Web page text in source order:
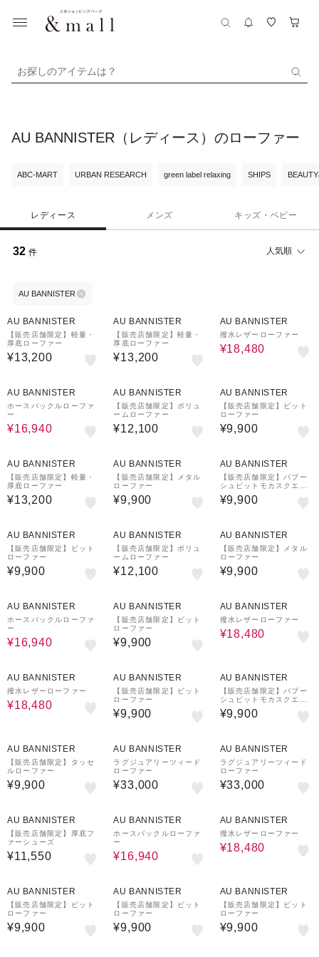
お探しのアイテムは？
AU BANNISTER（レディース）のローファー
ABC-MART URBAN RESEARCH green label relaxing SHIPS
レディース メンズ キッズ・ベビー
32 件 人気順
AU BANNISTER
AU BANNISTER
【販売店舗限定】軽量・
厚底ローファー
¥13,200
AU BANNISTER
【販売店舗限定】軽量・
厚底ローファー
¥13,200
AU BANNISTER
撥水レザーローファー
¥18,480
AU BANNISTER
ホースバックルローファ
ー
¥16,940
AU BANNISTER
【販売店舗限定】ボリュ
ームローファー
¥12,100
AU BANNISTER
【販売店舗限定】ビット
ローファー
¥9,900
AU BANNISTER
【販売店舗限定】軽量・
厚底ローファー
¥13,200
AU BANNISTER
【販売店舗限定】メタル
ローファー
¥9,900
AU BANNISTER
【販売店舗限定】バブー
シュビットモカスクエア
トゥローファー
¥9,900
AU BANNISTER
【販売店舗限定】ビット
ローファー
¥9,900
AU BANNISTER
【販売店舗限定】ボリュ
ームローファー
¥12,100
AU BANNISTER
【販売店舗限定】メタル
ローファー
¥9,900
AU BANNISTER
ホースバックルローファ
ー
¥16,940
AU BANNISTER
【販売店舗限定】ビット
ローファー
¥9,900
AU BANNISTER
撥水レザーローファー
¥18,480
AU BANNISTER
撥水レザーローファー
¥18,480
AU BANNISTER
【販売店舗限定】ビット
ローファー
¥9,900
AU BANNISTER
【販売店舗限定】バブー
シュビットモカスクエア
トゥローファー
¥9,900
AU BANNISTER
【販売店舗限定】タッセ
ルローファー
¥9,900
AU BANNISTER
ラグジュアリーツィード
ローファー
¥33,000
AU BANNISTER
ラグジュアリーツィード
ローファー
¥33,000
AU BANNISTER
【販売店舗限定】厚底フ
ァーシューズ
¥11,550
AU BANNISTER
ホースバックルローファ
ー
¥16,940
AU BANNISTER
撥水レザーローファー
¥18,480
AU BANNISTER
【販売店舗限定】ビット
ローファー
¥9,900
AU BANNISTER
【販売店舗限定】ビット
ローファー
¥9,900
AU BANNISTER
【販売店舗限定】ビット
ローファー
¥9,900